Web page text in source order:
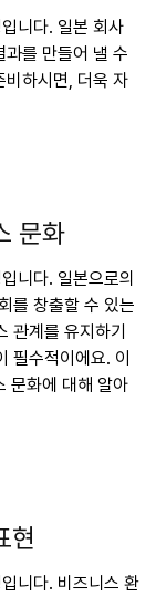
니다. 일본 회사
과를 만들어 낼 수
비하시면, 더욱 자
문화
니다. 일본으로의
를 창출할 수 있는
관계를 유지하기
필수적이에요. 이
문화에 대해 알아
현
니다. 비즈니스 환